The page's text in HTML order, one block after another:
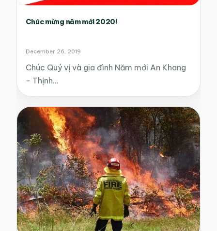
Chúc mừng năm mới 2020!
December 26, 2019
Chúc Quý vị và gia đình Năm mới An Khang
- Thịnh…